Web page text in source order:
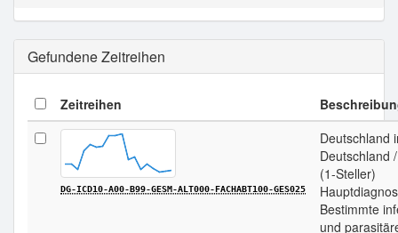
Gefundene Zeitreihen
Zeitreihen
DG-ICD10-A00-B99-GESM-ALT000-FACHABT100-GES025
Deutschland
Deutschland
(1-Steller)
Bestimmte
und